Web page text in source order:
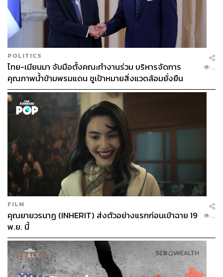
POLITICS
ไทย-เมียนมา จับมือตั้งคณะทำงานร่วม บริหารจัดการ
คุณภาพน้ำข้ามพรมแดน ชูเป้าหมายสิ่งแวดล้อมยั่งยืน
...
FILM
คุณยายวรนาฏ (INHERIT) ส่งตัวอย่างแรกก่อนเข้าฉาย 19
พ.ย. นี้
...